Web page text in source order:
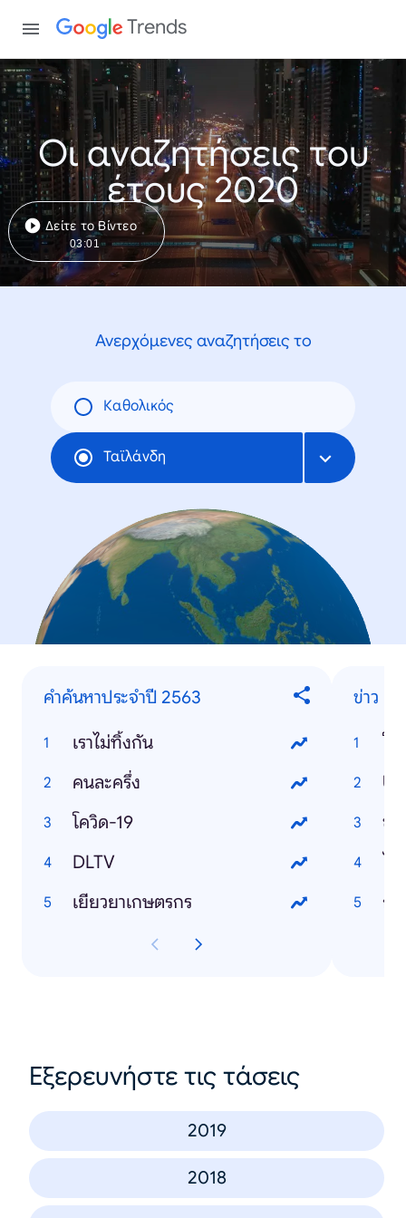
Trends
Οι αναζητήσεις του
έτους 2020
Δείτε το Βίντεο
03:01
Ανερχόμενες αναζητήσεις το
Καθολικός
Ταϊλάνδη
คำค้นหาประจำปี 2563
เราไม่ทิ้งกัน
คนละครึ่ง
โควิด-19
DLTV
เยียวยาเกษตรกร
ข่าว
โค
ข่
ไว
กร
Εξερευνήστε τις τάσεις
2019
2018